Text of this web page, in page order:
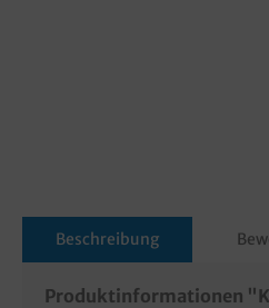
Beschreibung
Produktinformationen